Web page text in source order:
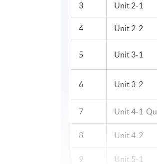
3
Unit 2-1
4 Unit 2-2
5
Unit 3-1
6 Unit 3-2
7
Unit 4-1
8 Unit 4-2
9
Unit 5-1